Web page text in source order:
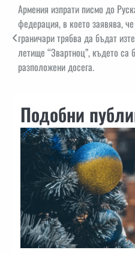
Навигация
Армения изпрати писмо до
федерация, в което заявява,
граничари трябва да бъдат
летище “Звартноц”, където са
разположени досега.
Подобни